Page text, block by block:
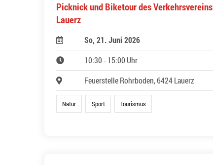
Picknick und Biketour des Verkehrsvereins
Lauerz
So, 21. Juni 2026
10:30 - 15:00 Uhr
Feuerstelle Rohrboden, 6424 Lauerz
Natur Sport Tourismus